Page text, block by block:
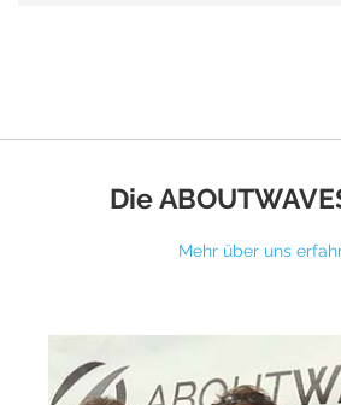
Die
Mehr über uns